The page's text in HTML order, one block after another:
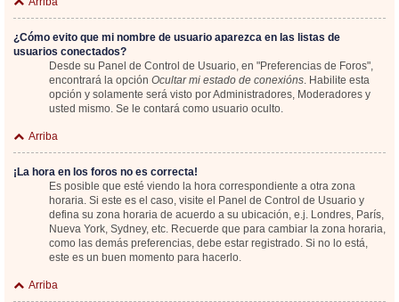
¿Cómo evito que mi nombre de usuario aparezca en las listas de
usuarios conectados?
Desde su Panel de Control de Usuario, en "Preferencias de Foros",
encontrará la opción Ocultar mi estado de conexións. Habilite esta
opción y solamente será visto por Administradores, Moderadores y
usted mismo. Se le contará como usuario oculto.
Arriba
¡La hora en los foros no es correcta!
Es posible que esté viendo la hora correspondiente a otra zona
horaria. Si este es el caso, visite el Panel de Control de Usuario y
defina su zona horaria de acuerdo a su ubicación, e.j. Londres, París,
Nueva York, Sydney, etc. Recuerde que para cambiar la zona horaria,
como las demás preferencias, debe estar registrado. Si no lo está,
este es un buen momento para hacerlo.
Arriba